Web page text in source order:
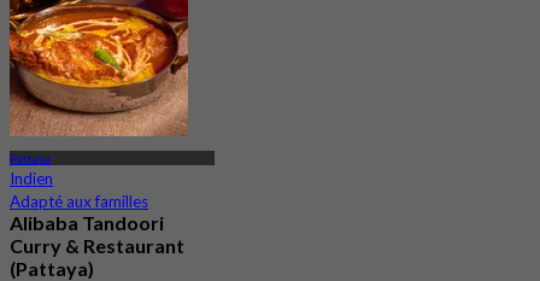
Pattaya
Indien
Adapté aux familles
Alibaba Tandoori
Curry & Restaurant
(Pattaya)